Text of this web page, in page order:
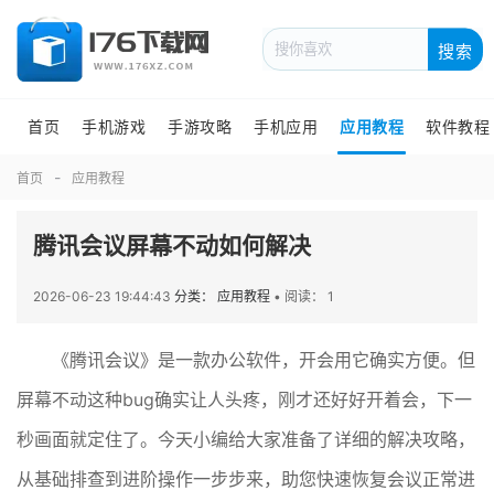
搜索
首页 手机游戏 手游攻略 手机应用 应用教程 软件教程
首页 应用教程
腾讯会议屏幕不动如何解决
2026-06-23 19:44:43 分类： 应用教程 • 阅读： 1
《腾讯会议》是一款办公软件，开会用它确实方便。但
屏幕不动这种bug确实让人头疼，刚才还好好开着会，下一
秒画面就定住了。今天小编给大家准备了详细的解决攻略，
从基础排查到进阶操作一步步来，助您快速恢复会议正常进